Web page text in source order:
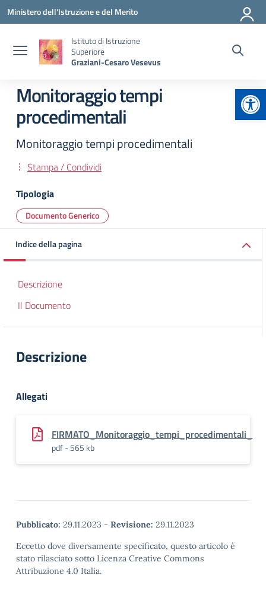
Vai ai contenuti
Vai al menu di navigazione
Vai al footer
Ministero dell'Istruzione e del Merito
Istituto di Istruzione
Superiore
Graziani-Cesaro Vesevus
Monitoraggio tempi
procedimentali
Monitoraggio tempi procedimentali
Stampa / Condividi
Tipologia
Documento Generico
Indice della pagina
Descrizione
Il Documento
Descrizione
Allegati
FIRMATO_Monitoraggio_tempi_procedimentali_
pdf - 565 kb
Pubblicato: 29.11.2023 - Revisione: 29.11.2023
Eccetto dove diversamente specificato, questo articolo è
stato rilasciato sotto Licenza Creative Commons
Attribuzione 4.0 Italia.